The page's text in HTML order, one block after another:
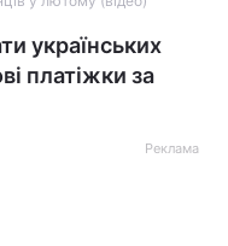
українських
платіжки за
Реклама